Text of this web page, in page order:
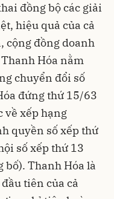
đồng bộ các giải
hiệu quả của cả
cộng đồng doanh
Hóa nằm
chuyển đổi số
đứng thứ 15/63
về xếp hạng
quyền số xếp thứ
số xếp thứ 13
bố). Thanh Hóa là
tiên của cả